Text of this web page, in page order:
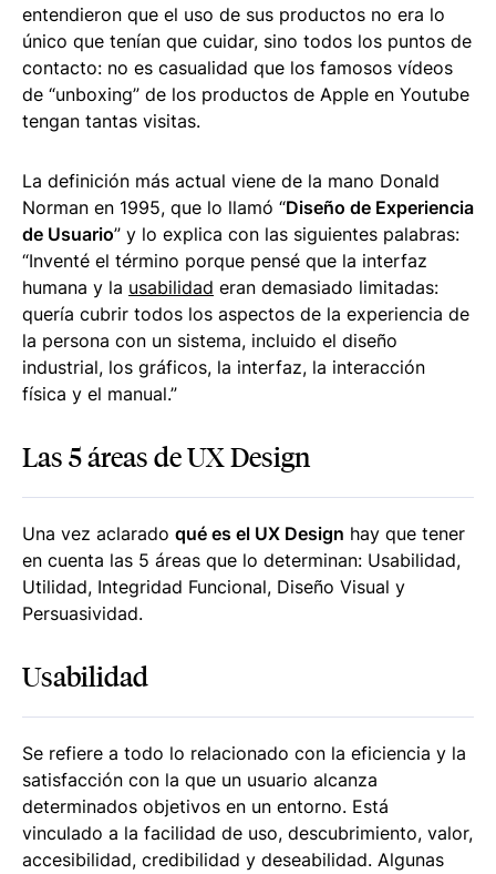
entendieron que el uso de sus productos no era lo
único que tenían que cuidar, sino todos los puntos de
contacto: no es casualidad que los famosos vídeos
de “unboxing” de los productos de Apple en Youtube
tengan tantas visitas.
La definición más actual viene de la mano Donald
Norman en 1995, que lo llamó “Diseño de Experiencia
de Usuario” y lo explica con las siguientes palabras:
“Inventé el término porque pensé que la interfaz
humana y la usabilidad eran demasiado limitadas:
quería cubrir todos los aspectos de la experiencia de
la persona con un sistema, incluido el diseño
industrial, los gráficos, la interfaz, la interacción
física y el manual.”
Las 5 áreas de UX Design
Una vez aclarado qué es el UX Design hay que tener
en cuenta las 5 áreas que lo determinan: Usabilidad,
Utilidad, Integridad Funcional, Diseño Visual y
Persuasividad.
Usabilidad
Se refiere a todo lo relacionado con la eficiencia y la
satisfacción con la que un usuario alcanza
determinados objetivos en un entorno. Está
vinculado a la facilidad de uso, descubrimiento, valor,
accesibilidad, credibilidad y deseabilidad. Algunas